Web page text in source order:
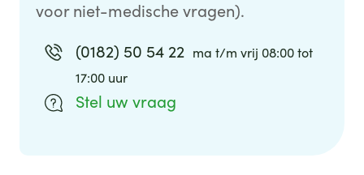
voor niet-medische vragen).
(0182) 50 54 22 ma t/m vrij 08:00 tot
17:00 uur
Stel uw vraag